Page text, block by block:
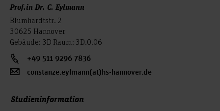
Prof.in Dr. C. Eylmann
Blumhardtstr. 2
30625 Hannover
Gebäude: 3D Raum: 3D.0.06
+49 511 9296 7836
constanze.eylmann(at)hs-hannover.de
Studieninformation